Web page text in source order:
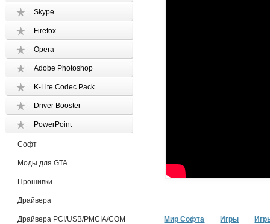
Skype
Firefox
Opera
Adobe Photoshop
K-Lite Codec Pack
Driver Booster
PowerPoint
Софт
Моды для GTA
Прошивки
Драйвера
Драйвера PCI/USB/PMCIA/COM Мир Софта Игры